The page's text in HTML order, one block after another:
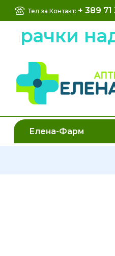
Тел за Контакт: + 389
над
Елена-Фарм